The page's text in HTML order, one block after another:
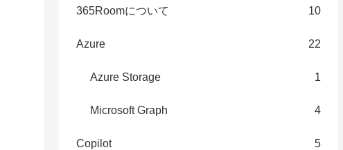
365Roomについて 10
Azure 22
Azure Storage 1
Microsoft Graph 4
Copilot 5